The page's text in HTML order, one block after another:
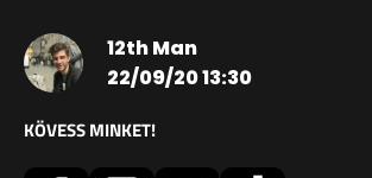
12th Man
22/09/20 13:30
KÖVESS MINKET!